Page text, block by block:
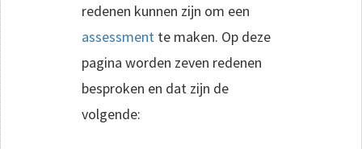
redenen kunnen zijn om een
assessment te maken. Op deze
pagina worden zeven redenen
besproken en dat zijn de
volgende: